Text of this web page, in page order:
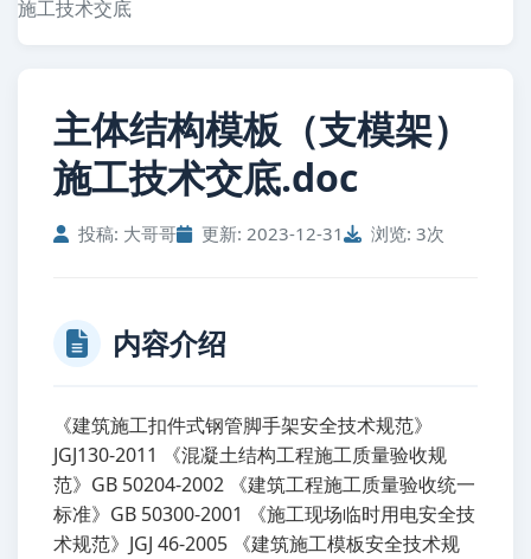
施工技术交底
主体结构模板（支模架）
施工技术交底.doc
投稿: 大哥哥 更新: 2023-12-31 浏览: 3次
内容介绍
《建筑施工扣件式钢管脚手架安全技术规范》
JGJ130-2011 《混凝土结构工程施工质量验收规
范》GB 50204-2002 《建筑工程施工质量验收统一
标准》GB 50300-2001 《施工现场临时用电安全技
术规范》JGJ 46-2005 《建筑施工模板安全技术规